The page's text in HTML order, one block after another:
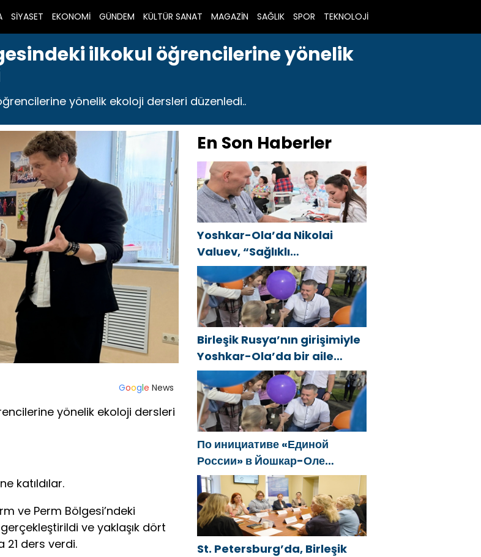
SİYASET EKONOMİ GÜNDEM KÜLTÜR SANAT MAGAZİN SAĞLIK SPOR TEKNOLOJİ
ilkokul öğrencilerine yönelik
yönelik ekoloji dersleri düzenledi..
Google News
yönelik ekoloji dersleri
katıldılar.
ve Perm Bölgesi’ndeki
ve yaklaşık dört
21 ders verdi.
En Son Haberler
Yoshkar-Ola’da Nikolai
Valuev, “Sağlıklı
Cumhuriyet” projesiyle
tanıştı
Birleşik Rusya’nın girişimiyle
Yoshkar-Ola’da bir aile
festivali düzenlendi
По инициативе «Единой
России» в Йошкар-Оле
состоялся семейный
фестиваль
St. Petersburg’da, Birleşik